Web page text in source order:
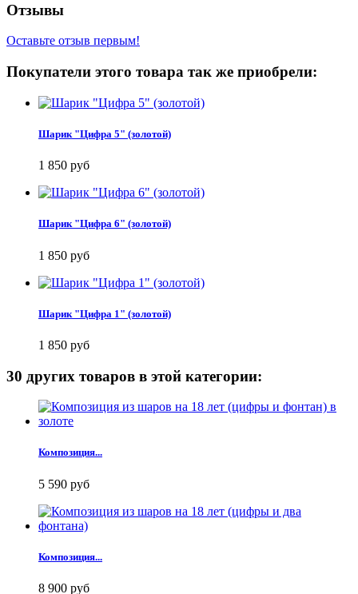
Отзывы
Оставьте отзыв первым!
Покупатели этого товара так же приобрели:
Шарик "Цифра 5" (золотой)
1 850 руб
Шарик "Цифра 6" (золотой)
1 850 руб
Шарик "Цифра 1" (золотой)
1 850 руб
30 других товаров в этой категории:
Композиция...
5 590 руб
Композиция...
8 900 руб